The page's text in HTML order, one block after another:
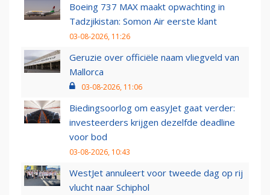
Boeing 737 MAX maakt opwachting in
Tadzjikistan: Somon Air eerste klant
03-08-2026, 11:26
Geruzie over officiële naam vliegveld van
Mallorca
03-08-2026, 11:06
Biedingsoorlog om easyJet gaat verder:
investeerders krijgen dezelfde deadline
voor bod
03-08-2026, 10:43
WestJet annuleert voor tweede dag op rij
vlucht naar Schiphol